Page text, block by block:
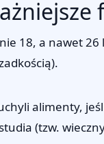
18, a nawet
alimenty,
(tzw.